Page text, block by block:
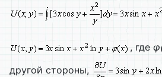
, где
другой стороны,